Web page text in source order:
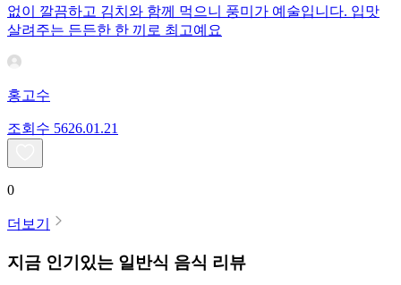
없이 깔끔하고 김치와 함께 먹으니 풍미가 예술입니다. 입맛
살려주는 든든한 한 끼로 최고예요
홍고수
조회수 5626.01.21
0
더보기
지금 인기있는 일반식 음식 리뷰